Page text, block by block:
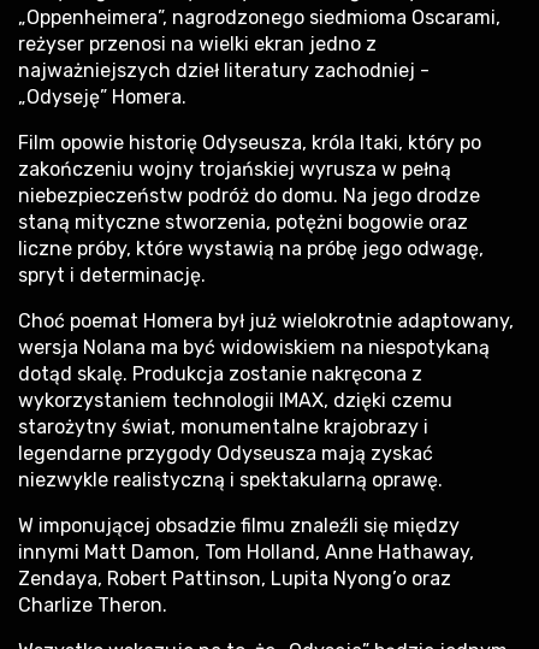
„Oppenheimera”, nagrodzonego siedmioma Oscarami,
reżyser przenosi na wielki ekran jedno z
najważniejszych dzieł literatury zachodniej -
„Odyseję” Homera.
Film opowie historię Odyseusza, króla Itaki, który po
zakończeniu wojny trojańskiej wyrusza w pełną
niebezpieczeństw podróż do domu. Na jego drodze
staną mityczne stworzenia, potężni bogowie oraz
liczne próby, które wystawią na próbę jego odwagę,
spryt i determinację.
Choć poemat Homera był już wielokrotnie adaptowany,
wersja Nolana ma być widowiskiem na niespotykaną
dotąd skalę. Produkcja zostanie nakręcona z
wykorzystaniem technologii IMAX, dzięki czemu
starożytny świat, monumentalne krajobrazy i
legendarne przygody Odyseusza mają zyskać
niezwykle realistyczną i spektakularną oprawę.
W imponującej obsadzie filmu znaleźli się między
innymi Matt Damon, Tom Holland, Anne Hathaway,
Zendaya, Robert Pattinson, Lupita Nyong’o oraz
Charlize Theron.